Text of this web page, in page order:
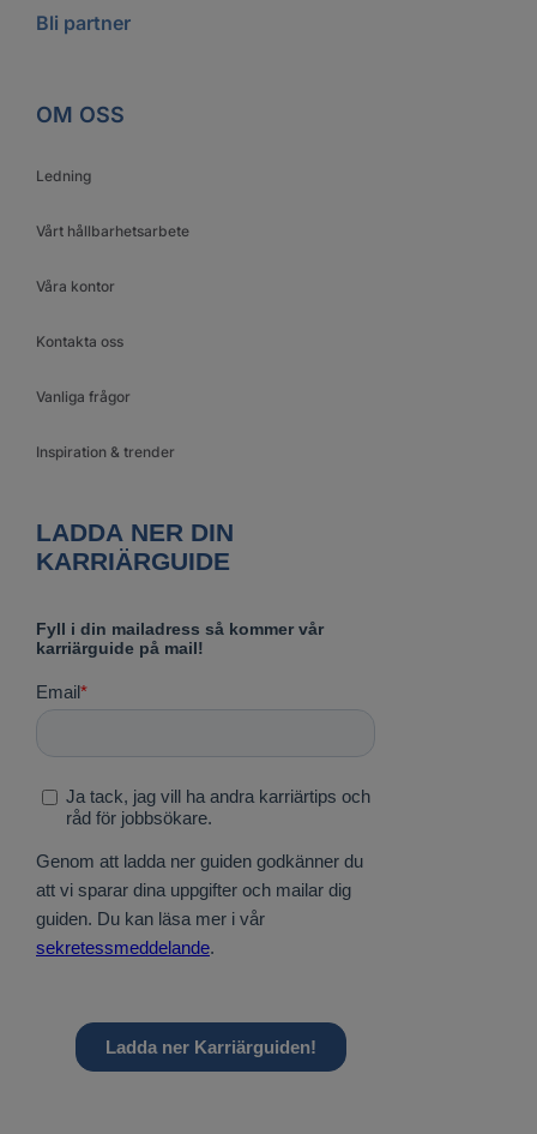
Bli partner
OM OSS
Ledning
Vårt hållbarhetsarbete
Våra kontor
Kontakta oss
Vanliga frågor
Inspiration & trender